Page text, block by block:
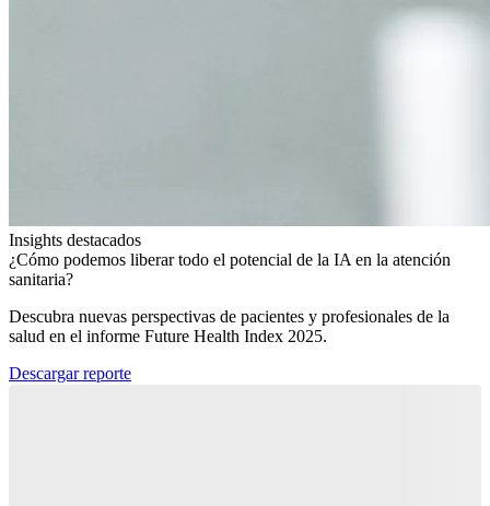
Insights destacados
¿Cómo podemos liberar todo el potencial de la IA en la atención
sanitaria?​
Descubra nuevas perspectivas de pacientes y profesionales de la
salud en el informe Future Health Index 2025.​
Descargar reporte